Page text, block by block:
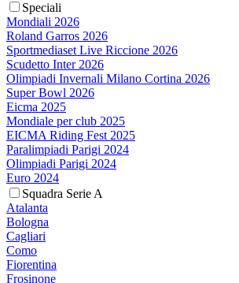
Speciali
Mondiali 2026
Roland Garros 2026
Sportmediaset Live Riccione 2026
Scudetto Inter 2026
Olimpiadi Invernali Milano Cortina 2026
Super Bowl 2026
Eicma 2025
Mondiale per club 2025
EICMA Riding Fest 2025
Paralimpiadi Parigi 2024
Olimpiadi Parigi 2024
Euro 2024
Squadra Serie A
Atalanta
Bologna
Cagliari
Como
Fiorentina
Frosinone